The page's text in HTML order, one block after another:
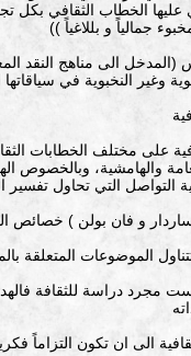
الخطاب الثقافي بكل
جمالياً و بللاغياً ))
وغير النخبوية في سياقاتها
على مختلف الخطابات
والهامشية، وبالخصوص